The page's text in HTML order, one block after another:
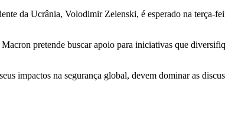
da Ucrânia, Volodimir Zelenski, é esperado na terça-
pretende buscar apoio para iniciativas que
impactos na segurança global, devem dominar as